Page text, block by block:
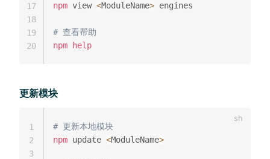
npm view <ModuleName> engines
# 查看帮助
npm
help
17
18
19
20
更新模块
# 更新本地模块
npm update <ModuleName>
1
2
3